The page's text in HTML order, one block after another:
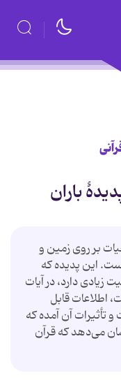
باران
بر روی زمین و
این پدیده که
زیادی دارد، در آیات
اطلاعات قابل
تأثیرات آن آمده که
می‌دهد که قرآن